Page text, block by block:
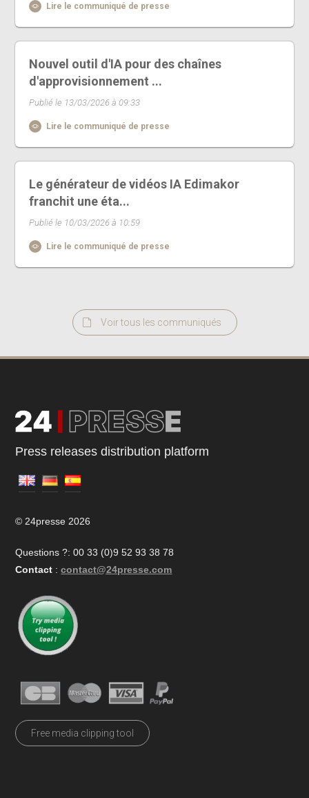
Lire le communiqué de presse
Nouvel outil d'IA pour des chaînes
d'approvisionnement ...
Publié le 13/03/2026 à 09:33
Lire le communiqué de presse
Le générateur de vidéos IA Edimakor
franchit une éta...
Publié le 10/03/2026 à 10:59
Lire le communiqué de presse
Voir tous les communiqués
Press releases distribution platform
© 24presse 2026
Questions ?: 00 33 (0)9 52 93 38 78
Contact : contact@24presse.com
Free media clipping tool